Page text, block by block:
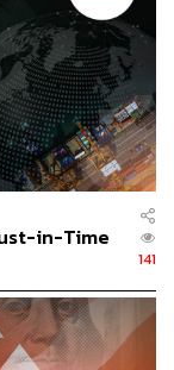
โต 25%YoY (สูง
ในปี 2566
เกิดจากส่วนแบ่ง
าะยอดขายและ
รกิจเพิ่มมากขึ้น
ที่ฟื้นตัวดีขึ้น
ท่องเที่ยวเพิ่มขึ้น
ที่ดีขึ้น
7%
ที่ผ่านมา สะท้อน
าใช้จ่ายโบนัส
in-Time
141